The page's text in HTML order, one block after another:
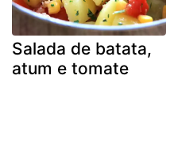
Salada de batata,
atum e tomate